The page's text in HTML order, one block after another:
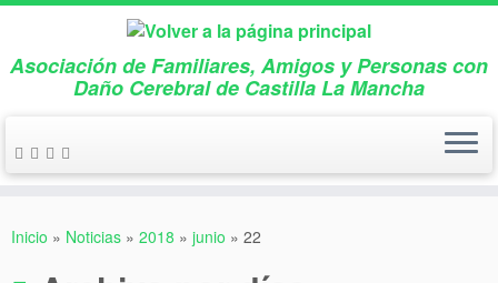
Asociación de Familiares, Amigos y Personas con
Daño Cerebral de Castilla La Mancha
Inicio » Noticias » 2018 » junio » 22